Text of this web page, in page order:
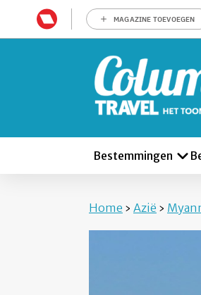
MAGAZINE TOEVOEGEN
Bestemmingen
Home › Azië ›